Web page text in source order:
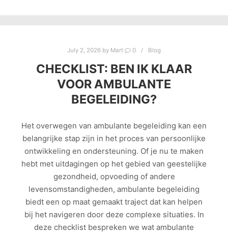
July 2, 2026 by Mart 0 Blog
CHECKLIST: BEN IK KLAAR
VOOR AMBULANTE
BEGELEIDING?
Het overwegen van ambulante begeleiding kan een
belangrijke stap zijn in het proces van persoonlijke
ontwikkeling en ondersteuning. Of je nu te maken
hebt met uitdagingen op het gebied van geestelijke
gezondheid, opvoeding of andere
levensomstandigheden, ambulante begeleiding
biedt een op maat gemaakt traject dat kan helpen
bij het navigeren door deze complexe situaties. In
deze checklist bespreken we wat ambulante